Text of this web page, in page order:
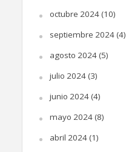
octubre 2024(10)
septiembre 2024(4)
agosto 2024(5)
julio 2024(3)
junio 2024(4)
mayo 2024(8)
abril 2024(1)